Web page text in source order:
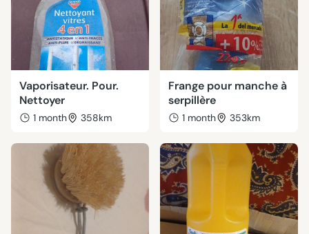
Vaporisateur. Pour.
Nettoyer
1 month 358km
Frange pour manche à
serpillère
1 month 353km